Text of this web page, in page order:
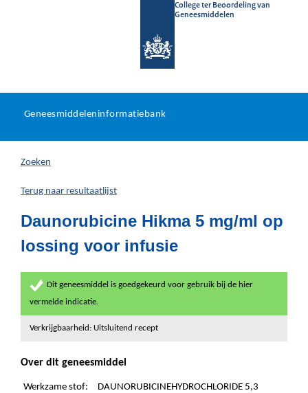
College ter Beoordeling van
Geneesmiddelen
U
hier:
Geneesmiddeleninformatiebank
Zoeken
Terug naar resultaatlijst
Daunorubicine Hikma 5 mg/ml op
lossing voor infusie
Dit geneesmiddel is goedgekeurd voor gebruik bij de hier
vermelde indicatie.
Verkrijgbaarheid: Uitsluitend recept
Over dit geneesmiddel
Werkzame stof:
DAUNORUBICINEHYDROCHLORIDE 5,3